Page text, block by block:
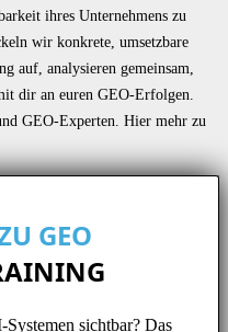
ihres Unternehmens zu
wir konkrete, umsetzbare
auf, analysieren gemeinsam,
dir an euren GEO-Erfolgen.
GEO-Experten. Hier mehr zu
GEO
sichtbar? Das